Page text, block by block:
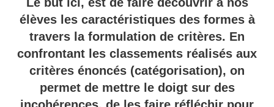
élèves les caractéristiques des formes à
travers la formulation de critères. En
confrontant les classements réalisés aux
critères énoncés (catégorisation), on
permet de mettre le doigt sur des